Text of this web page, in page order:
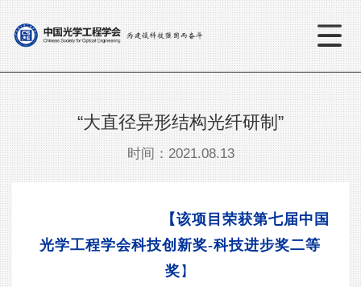
“大直径异形结构光纤研制”
时间：2021.08.13
【该项目 荣获第七届中国
光学工程学会科技创新奖-科技进步奖二等
奖 】